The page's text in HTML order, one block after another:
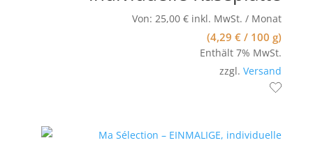
Von:25,00€ inkl. MwSt. / Monat
(4,29€ / 100 g)
Enthält 7% MwSt.
zzgl.Versand